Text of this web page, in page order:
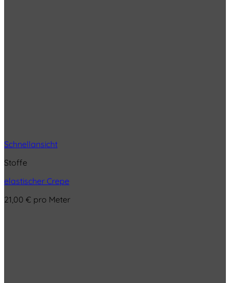
Schnellansicht
Stoffe
elastischer Crepe
21,00 € pro Meter